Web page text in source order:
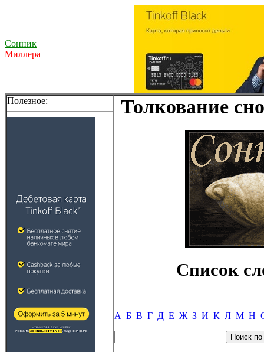
Сонник
Миллера
Полезное: Толкование
Список
А Б В Г Д Е Ж З И К Л М Н